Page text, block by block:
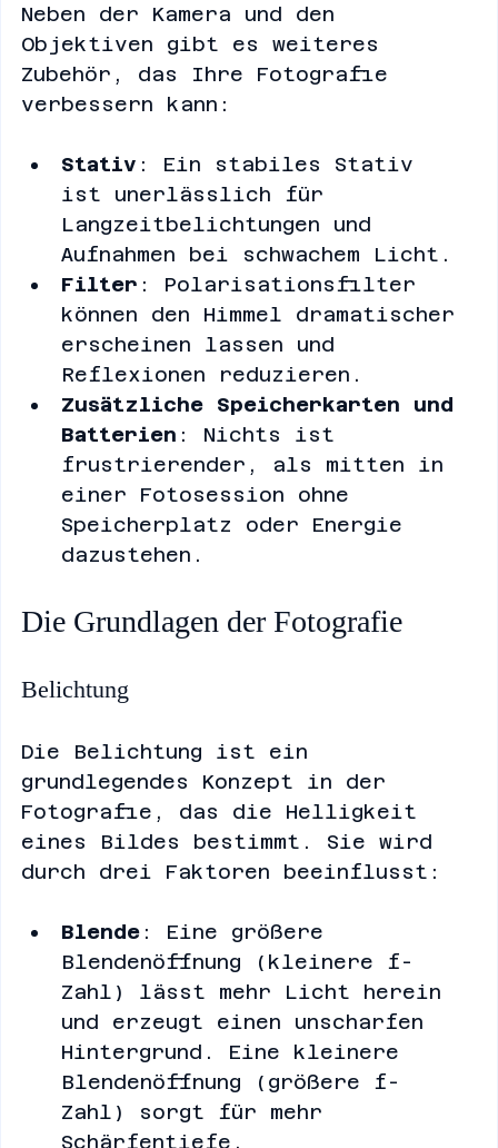
Neben der Kamera und den
Objektiven gibt es weiteres
Zubehör, das Ihre Fotografie
Stativ: Ein stabiles Stativ
ist unerlässlich für
Langzeitbelichtungen und
Aufnahmen bei schwachem Licht.
Filter : Polarisationsfilter
können den Himmel dramatischer
erscheinen lassen und
Reflexionen reduzieren.
Zusätzliche Speicherkarten und
Batterien: Nichts ist
frustrierender, als mitten in
einer Fotosession ohne
Speicherplatz oder Energie
Die Belichtung ist ein
grundlegendes Konzept in der
Fotografie, das die Helligkeit
eines Bildes bestimmt. Sie wird
Blende: Eine größere
Blendenöffnung (kleinere f-
Zahl) lässt mehr Licht herein
und erzeugt einen unscharfen
Hintergrund. Eine kleinere
Blendenöffnung (größere f-